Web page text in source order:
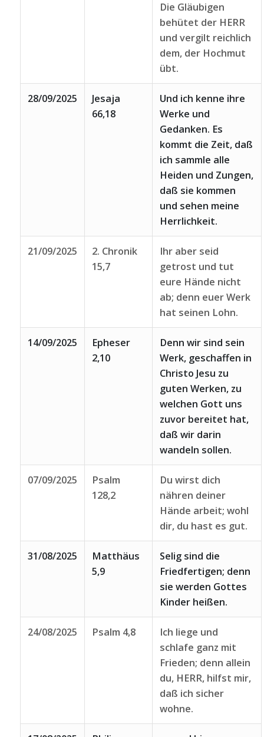
Die Gläubigen
behütet der HERR
und vergilt reichlich
dem, der Hochmut
übt.
28/09/2025
Jesaja
66,18
Und ich kenne ihre
Werke und
Gedanken. Es
kommt die Zeit, daß
ich sammle alle
Heiden und Zungen,
daß sie kommen
und sehen meine
Herrlichkeit.
21/09/2025
2. Chronik
15,7
Ihr aber seid
getrost und tut
eure Hände nicht
ab; denn euer Werk
hat seinen Lohn.
14/09/2025
Epheser
2,10
Denn wir sind sein
Werk, geschaffen in
Christo Jesu zu
guten Werken, zu
welchen Gott uns
zuvor bereitet hat,
daß wir darin
wandeln sollen.
07/09/2025
Psalm
128,2
Du wirst dich
nähren deiner
Hände arbeit; wohl
dir, du hast es gut.
31/08/2025
Matthäus
5,9
Selig sind die
Friedfertigen; denn
sie werden Gottes
Kinder heißen.
24/08/2025 Psalm 4,8
Ich liege und
schlafe ganz mit
Frieden; denn allein
du, HERR, hilfst mir,
daß ich sicher
wohne.